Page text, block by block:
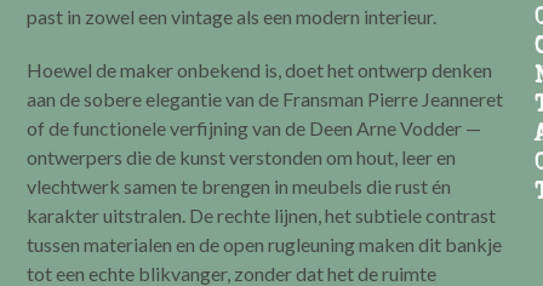
past in zowel een vintage als een modern interieur.
Hoewel de maker onbekend is, doet het ontwerp denken
aan de sobere elegantie van de Fransman Pierre Jeanneret
of de functionele verfijning van de Deen Arne Vodder —
ontwerpers die de kunst verstonden om hout, leer en
vlechtwerk samen te brengen in meubels die rust én
karakter uitstralen. De rechte lijnen, het subtiele contrast
tussen materialen en de open rugleuning maken dit bankje
tot een echte blikvanger, zonder dat het de ruimte